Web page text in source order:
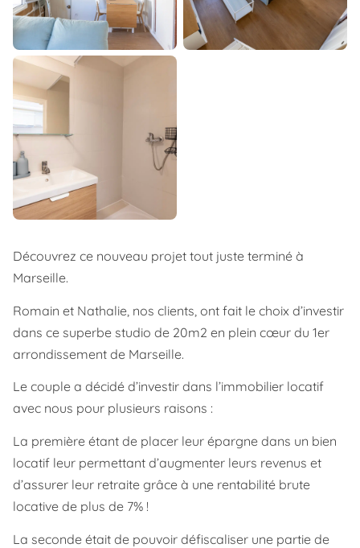
Découvrez ce nouveau projet tout juste terminé à
Marseille.
Romain et Nathalie, nos clients, ont fait le choix d’investir
dans ce superbe studio de 20m2 en plein cœur du 1er
arrondissement de Marseille.
Le couple a décidé d’investir dans l’immobilier locatif
avec nous pour plusieurs raisons :
La première étant de placer leur épargne dans un bien
locatif leur permettant d’augmenter leurs revenus et
d’assurer leur retraite grâce à une rentabilité brute
locative de plus de 7% !
La seconde était de pouvoir défiscaliser une partie de